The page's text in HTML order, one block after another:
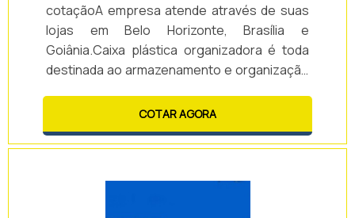
cotaçãoA empresa atende através de suas
lojas em Belo Horizonte, Brasília e
Goiânia.Caixa plástica organizadora é toda
destinada ao armazenamento e organização
entre outros necessários.Por ser um
produto muito versátil e ideal para diversos
segmentos, a caixa organizadora pode ser
etc.Fabricada em polipropileno ou polietileno
COTAR AGORA